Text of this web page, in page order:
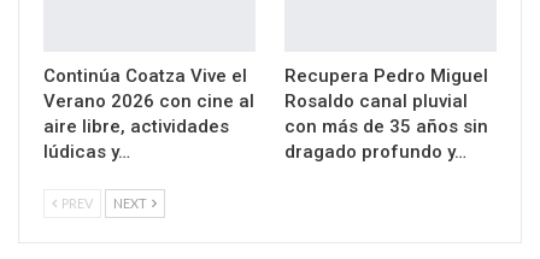
Continúa Coatza Vive el
Verano 2026 con cine al
aire libre, actividades
lúdicas y…
Recupera Pedro Miguel
Rosaldo canal pluvial
con más de 35 años sin
dragado profundo y…
PREV NEXT